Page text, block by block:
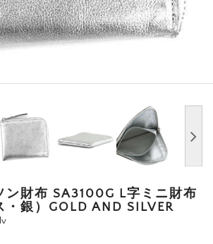
ン財布 SA3100G L字ミニ財布
・銀）GOLD AND SILVER